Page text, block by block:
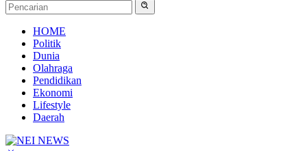
HOME
Politik
Dunia
Olahraga
Pendidikan
Ekonomi
Lifestyle
Daerah